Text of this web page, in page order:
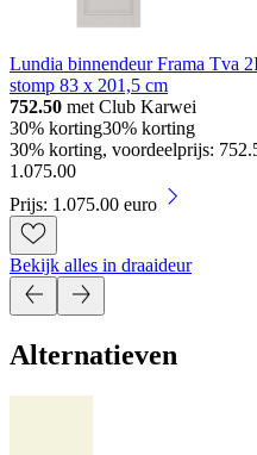
Lundia binnendeur Frama Tva
stomp 83 x 201,5 cm
752.50 met Club Karwei
30% korting30% korting
30% korting, voordeelprijs:
1 .075.00
Prijs: 1.075.00 euro
Bekijk alles in draaideur
Alternatieven